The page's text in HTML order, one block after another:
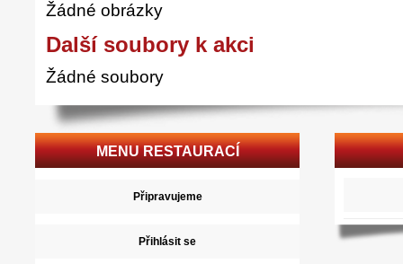
Žádné obrázky
Další soubory k akci
Žádné soubory
MENU RESTAURACÍ
Připravujeme
Přihlásit se